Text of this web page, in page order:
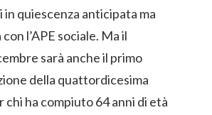
quiescenza anticipata ma
l’APE sociale. Ma il
sarà anche il primo
della quattordicesima
chi ha compiuto 64 anni di età